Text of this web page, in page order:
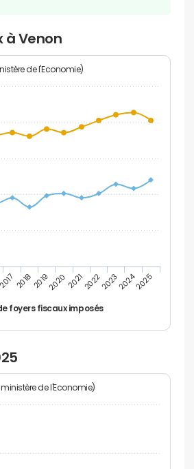
à Venon
de l'Economie)
foyers fiscaux imposés
2017 20182019202020212022202320242025
de l'Economie)